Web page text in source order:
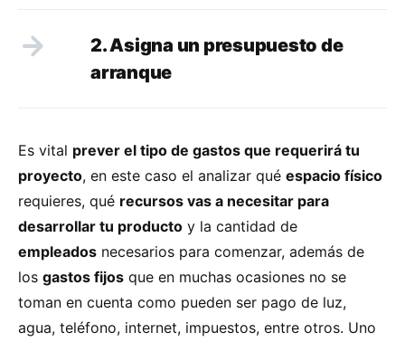
2. Asigna un presupuesto de
arranque
Es vital prever el tipo de gastos que requerirá tu
proyecto, en este caso el analizar qué espacio físico
requieres, qué recursos vas a necesitar para
desarrollar tu producto y la cantidad de
empleados necesarios para comenzar, además de
los gastos fijos que en muchas ocasiones no se
toman en cuenta como pueden ser pago de luz,
agua, teléfono, internet, impuestos, entre otros. Uno